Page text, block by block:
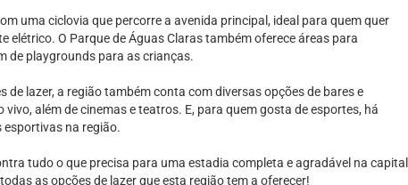
uma ciclovia que percorre a avenida principal, ideal para quem quer
elétrico. O Parque de Águas Claras também oferece áreas para
de playgrounds para as crianças.
de lazer, a região também conta com diversas opções de bares e
além de cinemas e teatros. E, para quem gosta de esportes, há
na região.
tudo o que precisa para uma estadia completa e agradável na capital
as opções de lazer que esta região tem a oferecer!